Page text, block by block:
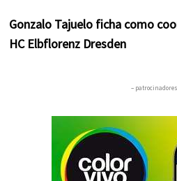
Gonzalo Tajuelo ficha como
HC Elbflorenz Dresden
–